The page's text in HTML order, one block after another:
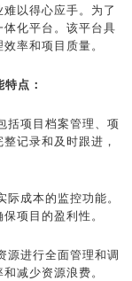
以得心应手。为了
化平台。该平台具
率和项目质量。
点：
项目档案管理、项
记录和及时跟进，
成本的监控功能。
项目的盈利性。
进行全面管理和调
减少资源浪费。